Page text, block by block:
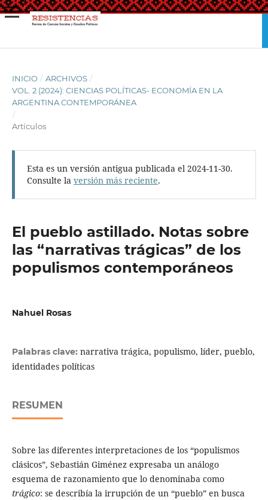
INICIO / ARCHIVOS /
VOL. 2 (2024): CIENCIAS POLÍTICAS- ECONOMÍA EN LA
ARGENTINA CONTEMPORÁNEA
/
Artículos
Esta es un versión antigua publicada el 2024-11-30.
Consulte la versión más reciente.
El pueblo astillado. Notas sobre
las “narrativas trágicas” de los
populismos contemporáneos
Nahuel Rosas
Palabras clave: narrativa trágica, populismo, líder, pueblo,
identidades políticas
RESUMEN
Sobre las diferentes interpretaciones de los “populismos
clásicos”, Sebastián Giménez expresaba un análogo
esquema de razonamiento que lo denominaba como
trágico: se describía la irrupción de un “pueblo” en busca